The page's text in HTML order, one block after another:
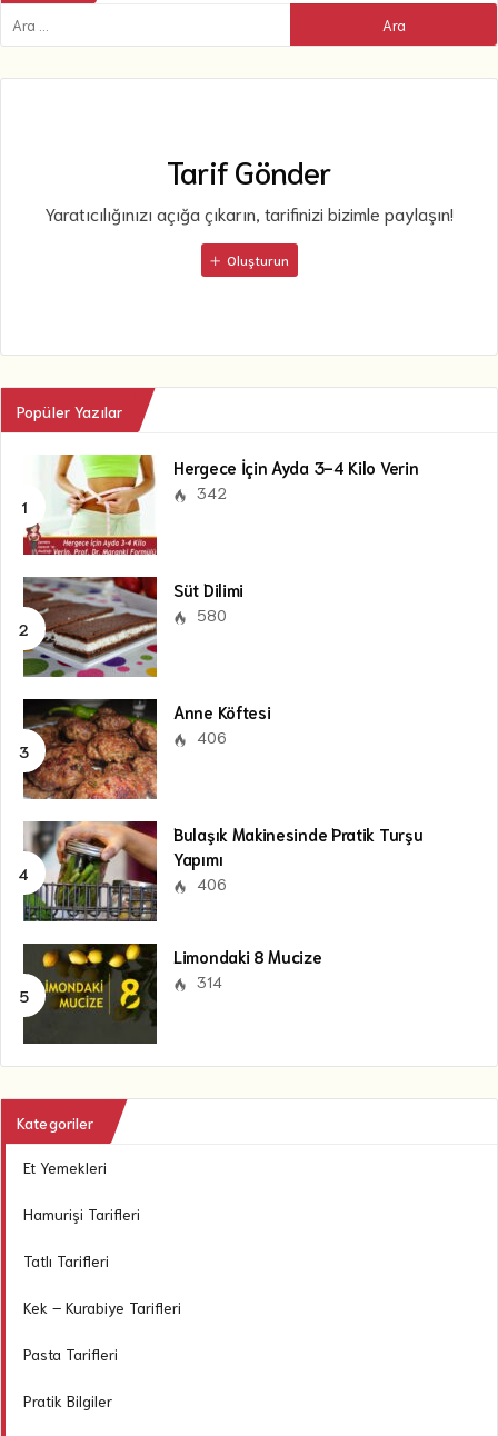
Tarif Gönder
Yaratıcılığınızı açığa çıkarın, tarifinizi bizimle paylaşın!
Oluşturun
Popüler Yazılar
Hergece İçin Ayda 3-4 Kilo Verin
342
Süt Dilimi
580
Anne Köftesi
406
Bulaşık Makinesinde Pratik Turşu
Yapımı
406
Limondaki 8 Mucize
314
Kategoriler
Et Yemekleri
Hamurişi Tarifleri
Tatlı Tarifleri
Kek – Kurabiye Tarifleri
Pasta Tarifleri
Pratik Bilgiler